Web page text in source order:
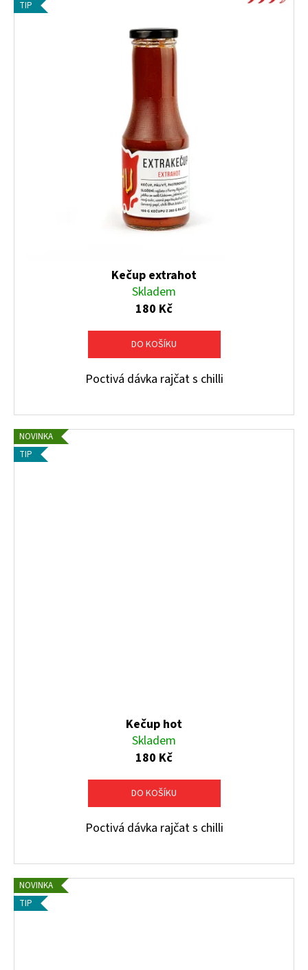
TIP
Kečup extrahot
Skladem
180 Kč
DO KOŠÍKU
Poctivá dávka rajčat s chilli
NOVINKA
TIP
Kečup hot
Skladem
180 Kč
DO KOŠÍKU
Poctivá dávka rajčat s chilli
NOVINKA
TIP